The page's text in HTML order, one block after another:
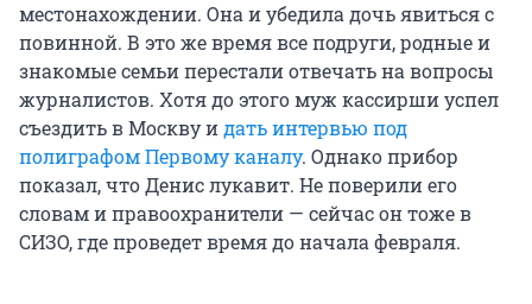
местонахождении. Она и убедила дочь явиться с
повинной. В это же время все подруги, родные и
знакомые семьи перестали отвечать на вопросы
журналистов. Хотя до этого муж кассирши успел
съездить в Москву идать интервью под
полиграфом Первому каналу. Однако прибор
показал, что Денис лукавит. Не поверили его
словам и правоохранители — сейчас он тоже в
СИЗО, где проведет время до начала февраля.